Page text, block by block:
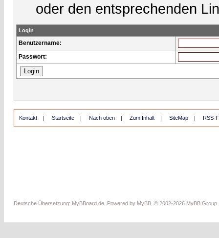
oder den entsprechenden
Login
Benutzername:
Passwort:
Kontakt | Startseite | Nach oben | Zum Inhalt | SiteMap | RSS-
Deutsche Übersetzung: MyBBoard.de , Powered by MyBB , © 2002-2026 MyBB Group